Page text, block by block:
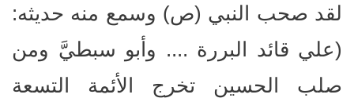
لقد صحب النبي (ص) وسمع منه حديثه:
(علي قائد البررة .... وأبو سبطيَّ ومن
صلب الحسين تخرج الأئمة التسعة